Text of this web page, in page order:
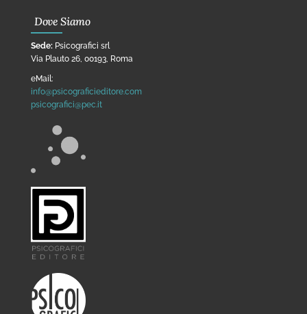
Dove Siamo
Sede: Psicografici srl
Via Plauto 26, 00193, Roma
eMail:
info@psicograficieditore.com
psicografici@pec.it